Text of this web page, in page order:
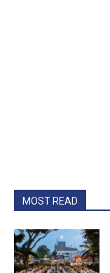
MOST READ